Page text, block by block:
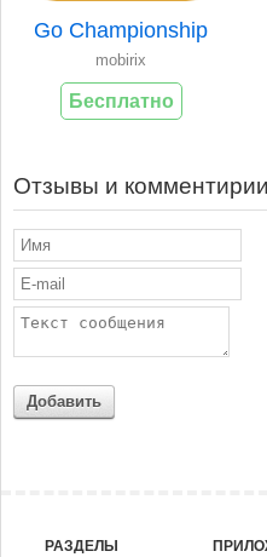
Go Championship
mobirix
Бесплатно
Отзывы и комментирии
Добавить
РАЗДЕЛЫ